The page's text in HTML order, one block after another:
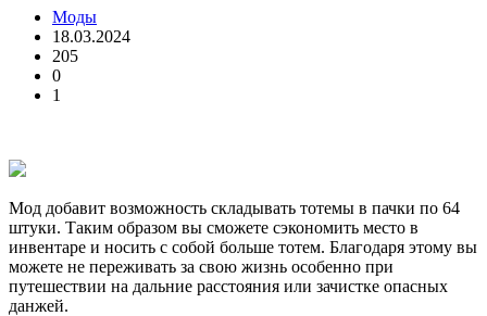
Моды
18.03.2024
205
0
1
Мод добавит возможность складывать тотемы в пачки по 64
штуки. Таким образом вы сможете сэкономить место в
инвентаре и носить с собой больше тотем. Благодаря этому вы
можете не переживать за свою жизнь особенно при
путешествии на дальние расстояния или зачистке опасных
данжей.